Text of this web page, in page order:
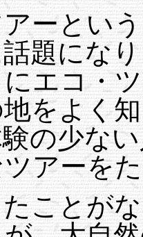
ーとい
題にな
エコ・
をよく
の少な
アーを
ことが